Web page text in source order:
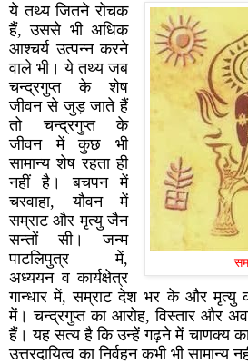
ये तथ्य जितने रोचक
हैं, उससे भी अधिक
आश्चर्य उत्पन्न करने
वाले भी। ये तथ्य जब
चन्द्रगुप्त के शेष
जीवन से जुड़ जाते हैं
तो चन्द्रगुप्त के
जीवन में कुछ भी
सामान्य शेष रहता ही
नहीं है। बचपन में
चरवाहा, यौवन में
सम्राट और मृत्यु जैन
सन्तों सी। जन्म
पाटलिपुत्र में,
अध्ययन व कार्यक्षेत्र
गान्धार में, सम्राट देश भर के और मृत्यु
में। चन्द्रगुप्त का आरोह, विस्तार और
हैं। यह सत्य है कि उन्हें गढ़ने में चाणक्य
उत्तरदायित्व का निर्वहन कभी भी सामान्य